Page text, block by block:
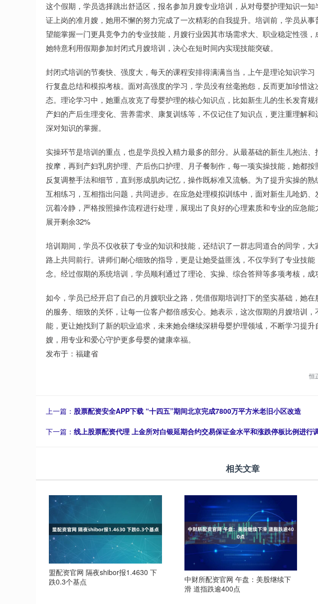
这个假期，学员选择跳出舒适区，报名参加月嫂专业培训，从对母婴护理知识一
证上岗的准月嫂，她用不懈的努力完成了一次精彩的自我提升。培训前，学员从
望能掌握一门更具竞争力的专业技能，月嫂行业因其市场需求大、职业稳定性强，
她特意利用假期参加封闭式月嫂培训，决心在短时间内实现技能突破。
封闭式培训的节奏快、强度大，每天的课程安排得满满当当，上午是理论知识学
行复盘总结和模拟考核。面对高强度的学习，学员没有丝毫抱怨，反而更加珍惜
态。理论学习中，她重点攻克了母婴护理的核心知识点，比如新生儿的生长发育规
产妇的产后生理变化、营养需求、康复训练等，不仅记住了知识点，更注重理解
深对知识的掌握。
实操环节是培训的重点，也是学员投入精力最多的部分。从最基础的新生儿抱法
按摩，再到产妇乳房护理、产后伤口护理、月子餐制作，每一项实操技能，她都按
反复调整手法和细节，直到形成肌肉记忆，操作既标准又流畅。为了提升实操的
互相练习，互相指出问题，共同进步。在应急处理模拟训练中，面对新生儿呛奶
沉着冷静，严格按照操作流程进行处理，展现出了良好的心理素质和专业的应急能
展开剩余32%
培训期间，学员不仅收获了专业的知识和技能，还结识了一群志同道合的同学，
路上共同前行。讲师们耐心细致的指导，更是让她受益匪浅，不仅学到了专业技
念。经过假期的系统培训，学员顺利通过了理论、实操、综合答辩等多项考核，成
如今，学员已经开启了自己的月嫂职业之路，凭借假期培训打下的坚实基础，她
的服务、细致的关怀，让每一位客户都倍感安心。她表示，这次假期的月嫂培训
能，更让她找到了新的职业追求，未来她会继续深耕母婴护理领域，不断学习提
嫂，用专业和爱心守护更多母婴的健康幸福。
发布于：福建省
恒
上一篇： 股票配资安全APP下载 “十四五”期间北京完成7800万平方米老旧小区改造
下一篇： 线上股票配资代理 上金所对白银延期合约交易保证金水平和涨跌停板比例进行
相关文章
盟配资官网 隔夜shibor报1.4630 下
跌0.3个基点
中财所配资官网 午盘：美股继续下
滑 道指跌逾400点